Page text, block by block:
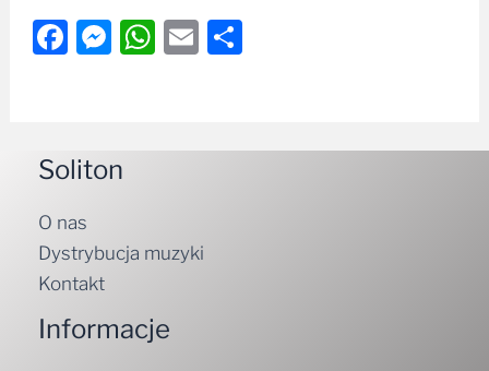
Facebook
Messenger
WhatsApp
Email
Soliton
O nas
Dystrybucja muzyki
Kontakt
Informacje